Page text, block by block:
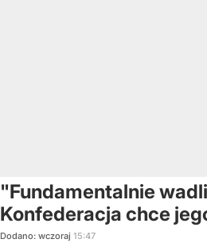
"Fundamentalnie
Konfederacja chce
Dodano: wczoraj 15:47